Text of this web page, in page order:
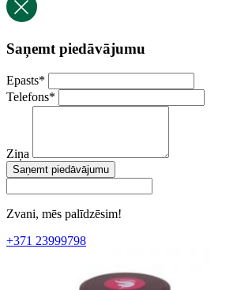
Saņemt piedāvājumu
Epasts*
Telefons*
Ziņa
Saņemt piedāvājumu
Zvani, mēs palīdzēsim!
+371 23999798